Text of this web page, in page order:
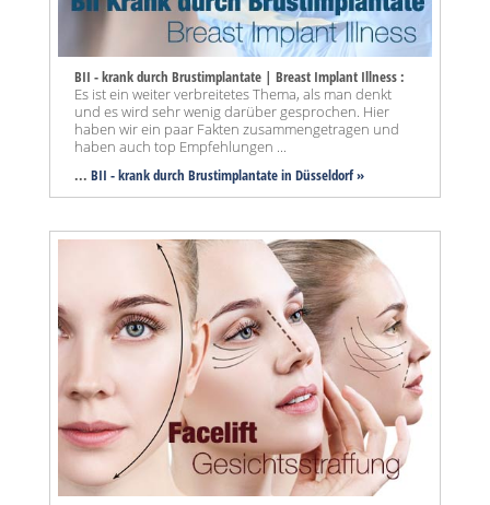
BII - krank durch Brustimplantate | Breast Implant Illness :
Es ist ein weiter verbreitetes Thema, als man denkt
und es wird sehr wenig darüber gesprochen. Hier
haben wir ein paar Fakten zusammengetragen und
haben auch top Empfehlungen ...
... BII - krank durch Brustimplantate in Düsseldorf »